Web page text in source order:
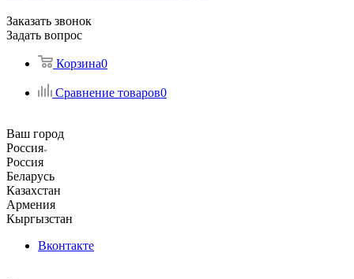
Заказать звонок
Задать вопрос
Корзина0
Сравнение товаров0
Ваш город
Россия
Россия
Беларусь
Казахстан
Армения
Кыргызстан
Вконтакте